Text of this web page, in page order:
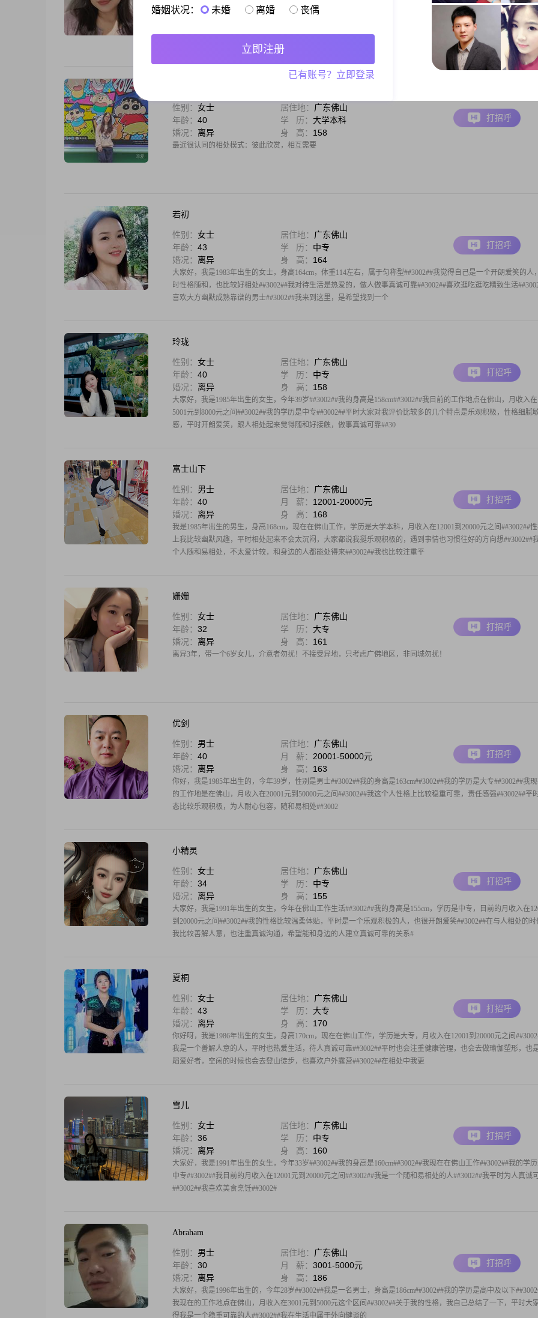
婚况：
离异 身 高：160
本人天蝎座+ENFJ-A(可以了解我的人格)外在温暖主动、擅长推进沟通、共情力强；渴望灵魂共鸣、双向真诚、有
的长久关系，讨厌冷漠、欺骗、持续冷战、自私的人。1、希望你对自己的形象有一定要求；2、注重个人卫生，我
听觉敏感，不喜欢在房间抽烟、睡觉声音大，经常油头满面；3、相处起来舒服，能聊到来，有共同爱好；4、三观
性别： 女士 居住地： 广东佛山
年龄： 40 学 历： 大学本科
婚况： 离异 身 高： 158
最近很认同的相处模式：彼此欣赏，相互需要
打招呼
若初
性别： 女士 居住地： 广东佛山
年龄： 43 学 历： 中专
婚况： 离异 身 高： 164
大家好，我是1983年出生的女士，身高164cm，体重114左右，属于匀称型##3002##我觉得自己是一个开朗爱笑的人
时性格随和，也比较好相处##3002##我对待生活是热爱的，做人做事真诚可靠##3002##喜欢逛吃逛吃精致生活
喜欢大方幽默成熟靠谱的男士##3002##我来到这里，是希望找到一个
打招呼
玲珑
性别： 女士 居住地： 广东佛山
年龄： 40 学 历： 中专
婚况： 离异 身 高： 158
大家好，我是1985年出生的女生，今年39岁##3002##我的身高是158cm##3002##我目前的工作地点在佛山，月收入在
5001元到8000元之间##3002##我的学历是中专##3002##平时大家对我评价比较多的几个特点是乐观积极，性格细腻
感，平时开朗爱笑，跟人相处起来觉得随和好接触，做事真诚可靠##30
打招呼
富士山下
性别： 男士 居住地： 广东佛山
年龄： 40 月 薪： 12001-20000元
婚况： 离异 身 高： 168
我是1985年出生的男生，身高168cm，现在在佛山工作，学历是大学本科，月收入在12001到20000元之间##3002##
上我比较幽默风趣，平时相处起来不会太沉闷，大家都说我挺乐观积极的，遇到事情也习惯往好的方向想##3002##
个人随和易相处，不太爱计较，和身边的人都能处得来##3002##我也比较注重平
打招呼
姗姗
性别： 女士 居住地： 广东佛山
年龄： 32 学 历： 大专
婚况： 离异 身 高： 161
离异3年，带一个6岁女儿，介意者勿扰！不接受异地，只考虑广佛地区，非同城勿扰！
打招呼
优剑
性别： 男士 居住地： 广东佛山
年龄： 40 月 薪： 20001-50000元
婚况： 离异 身 高： 163
你好，我是1985年出生的，今年39岁，性别是男士##3002##我的身高是163cm##3002##我的学历是大专##3002##我
的工作地是在佛山，月收入在20001元到50000元之间##3002##我这个人性格上比较稳重可靠，责任感强##3002##平
态比较乐观积极，为人耐心包容，随和易相处##3002
打招呼
小精灵
性别： 女士 居住地： 广东佛山
年龄： 34 学 历： 中专
婚况： 离异 身 高： 155
大家好，我是1991年出生的女生，今年在佛山工作生活##3002##我的身高是155cm，学历是中专，目前的月收入在
到20000元之间##3002##我的性格比较温柔体贴，平时是一个乐观积极的人，也很开朗爱笑##3002##在与人相处的时
我比较善解人意，也注重真诚沟通，希望能和身边的人建立真诚可靠的关系#
打招呼
夏桐
性别： 女士 居住地： 广东佛山
年龄： 43 学 历： 大专
婚况： 离异 身 高： 170
你好呀，我是1986年出生的女生，身高170cm，现在在佛山工作，学历是大专，月收入在12001到20000元之间
我是一个善解人意的人，平时也热爱生活，待人真诚可靠##3002##平时也会注重健康管理，也会去做瑜伽塑形，也
蹈爱好者，空闲的时候也会去登山徒步，也喜欢户外露营##3002##在相处中我更
打招呼
雪儿
性别： 女士 居住地： 广东佛山
年龄： 36 学 历： 中专
婚况： 离异 身 高： 160
大家好，我是1991年出生的女生，今年33岁##3002##我的身高是160cm##3002##我现在在佛山工作##3002##我的学
中专##3002##我目前的月收入在12001元到20000元之间##3002##我是一个随和易相处的人##3002##我平时为人真诚
##3002##我喜欢美食烹饪##3002#
打招呼
Abraham
性别： 男士 居住地： 广东佛山
年龄： 30 月 薪： 3001-5000元
婚况： 离异 身 高： 186
大家好，我是1996年出生的，今年28岁##3002##我是一名男士，身高是186cm##3002##我的学历是高中及以下
我现在的工作地点在佛山，月收入在3001元到5000元这个区间##3002##关于我的性格，我自己总结了一下，平时大
得我是一个稳重可靠的人##3002##我在生活中属于外向健谈的
打招呼
婚姻状况： 未婚 离婚 丧偶
立即注册
已有账号？立即登录